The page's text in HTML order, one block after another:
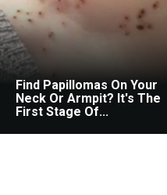
Find Papillomas On Your
Neck Or Armpit? It's The
First Stage Of...